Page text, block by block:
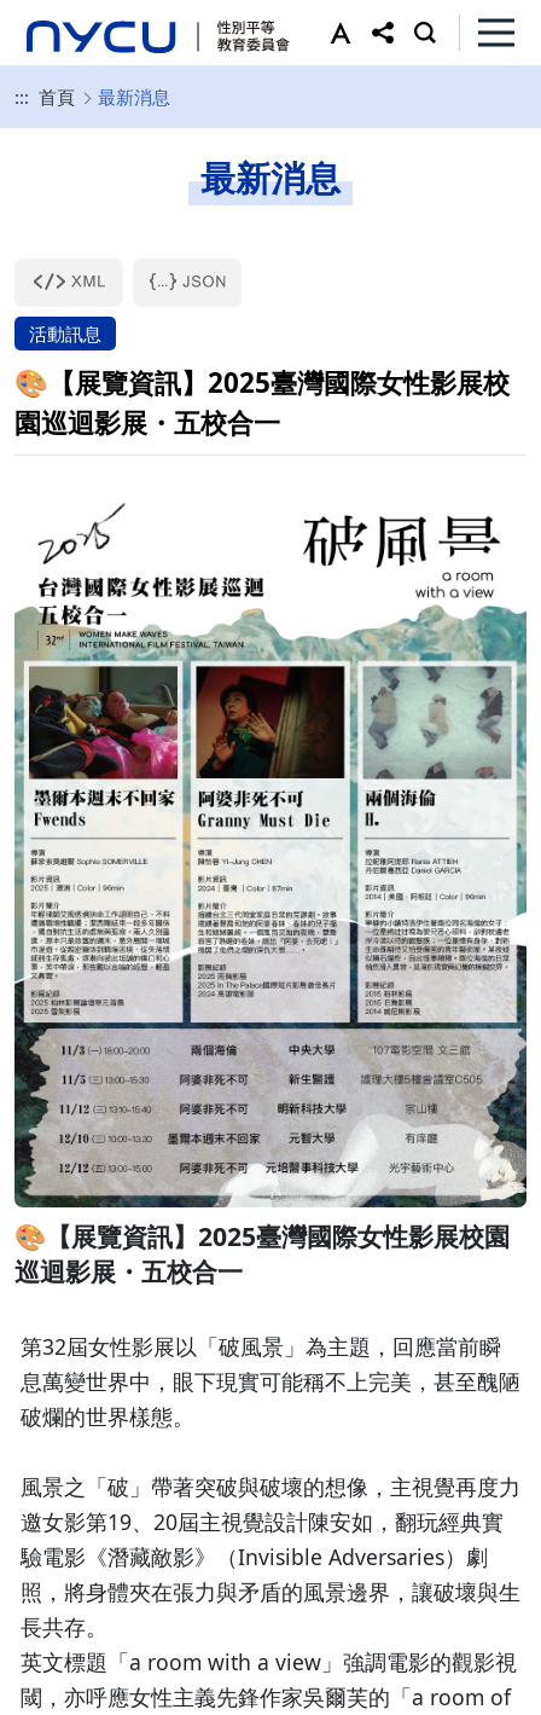
::: 首頁 最新消息
最新消息
活動訊息
🎨【展覽資訊】2025臺灣國際女性影展校
園巡迴影展・五校合一
🎨【展覽資訊】2025臺灣國際女性影展校園
巡迴影展・五校合一
第32屆女性影展以「破風景」為主題，回應當前瞬
息萬變世界中，眼下現實可能稱不上完美，甚至醜陋
破爛的世界樣態。
風景之「破」帶著突破與破壞的想像，主視覺再度力
邀女影第19、20屆主視覺設計陳安如，翻玩經典實
驗電影《潛藏敵影》（Invisible Adversaries）劇
照，將身體夾在張力與矛盾的風景邊界，讓破壞與生
長共存。
英文標題「a room with a view」強調電影的觀影視
閾，亦呼應女性主義先鋒作家吳爾芙的「a room of